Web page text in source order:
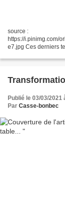
source :
https://i.pinimg.com/
e7.jpg Ces derniers
gâteaux et de tartes,...
Publié le 03/03/2021
Par Casse-bonbec